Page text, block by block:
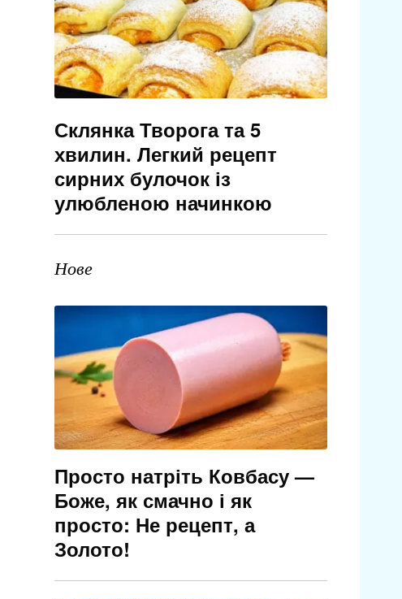
Склянка Творога та 5
хвилин. Легкий рецепт
сирних булочок із
улюбленою начинкою
Нове
Просто натріть Ковбасу —
Боже, як смачно і як
просто: Не рецепт, а
Золото!